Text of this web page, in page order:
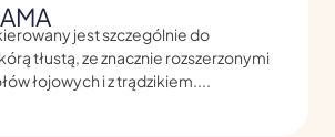
jest szczególnie do
tłustą, ze znacznie rozszerzonymi
łojowych i z trądzikiem....